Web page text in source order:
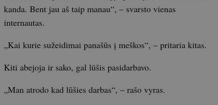
kanda. Bent jau aš taip manau“, – svarsto vienas
internautas.
„Kai kurie sužeidimai panašūs į meškos“, – pritaria kitas.
Kiti abejoja ir sako, gal lūšis pasidarbavo.
„Man atrodo kad lūšies darbas“, – rašo vyras.